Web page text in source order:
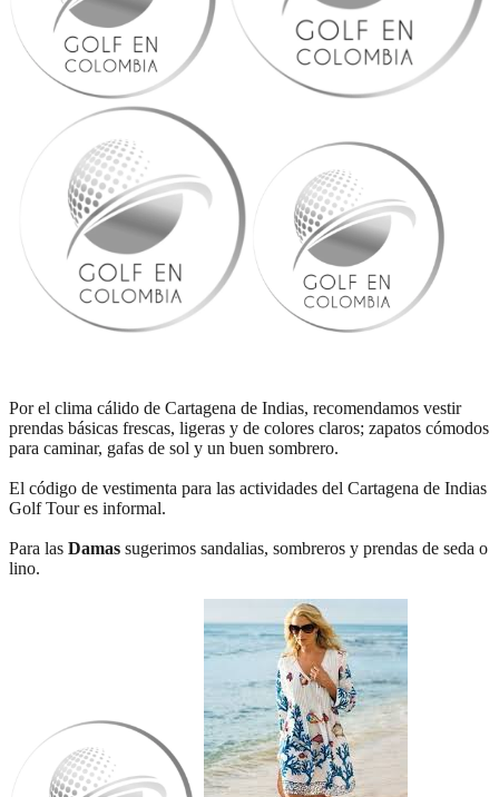
Por el clima cálido de Cartagena de Indias, recomendamos vestir
prendas básicas frescas, ligeras y de colores claros; zapatos cómodos
para caminar, gafas de sol y un buen sombrero.
El código de vestimenta para las actividades del Cartagena de Indias
Golf Tour es informal.
Para las Damas sugerimos sandalias, sombreros y prendas de seda o
lino.